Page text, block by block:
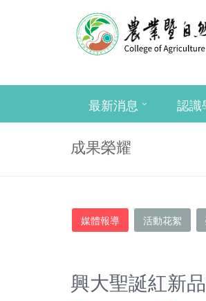
最新消息 認識
成果榮耀
媒體報導 活動花絮
興大聖誕紅新